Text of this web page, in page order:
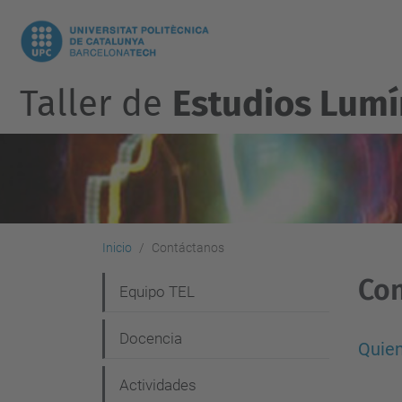
Taller de Estudios
Inicio Contáctanos
a
v
Equipo TEL
Docencia
Actividades